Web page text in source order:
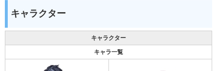
キャラクター
キャラクター
キャラ一覧